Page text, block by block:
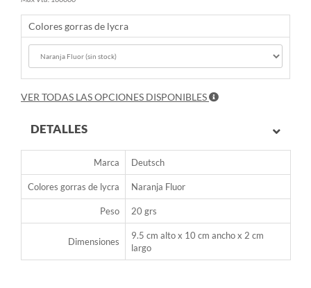
Colores gorras de lycra
VER TODAS LAS OPCIONES DISPONIBLES
DETALLES
Marca Deutsch
Colores gorras de lycra Naranja Fluor
Peso 20 grs
Dimensiones
9.5 cm alto x 10 cm ancho x 2 cm
largo